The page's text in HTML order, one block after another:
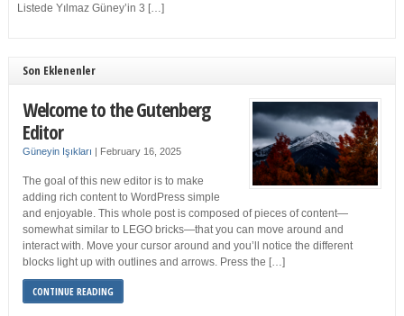
Listede Yılmaz Güney’in 3 […]
Son Eklenenler
Welcome to the Gutenberg
Editor
Güneyin Işıkları | February 16, 2025
The goal of this new editor is to make
adding rich content to WordPress simple
and enjoyable. This whole post is composed of pieces of content—
somewhat similar to LEGO bricks—that you can move around and
interact with. Move your cursor around and you’ll notice the different
blocks light up with outlines and arrows. Press the […]
CONTINUE READING